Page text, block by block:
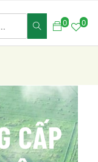
0 0